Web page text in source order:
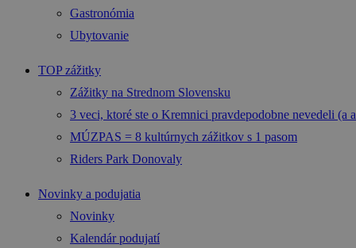
Gastronómia
Ubytovanie
TOP zážitky
Zážitky na Strednom Slovensku
3 veci, ktoré ste o Kremnici pravdepodobne nevedeli (a
MÚZPAS = 8 kultúrnych zážitkov s 1 pasom
Riders Park Donovaly
Novinky a podujatia
Novinky
Kalendár podujatí